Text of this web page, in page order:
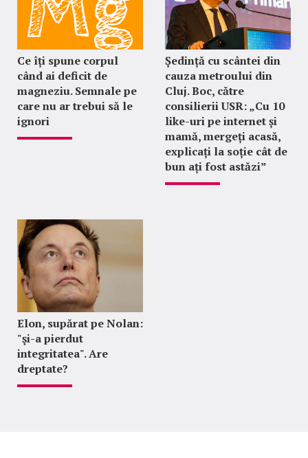
Ce îți spune corpul
când ai deficit de
magneziu. Semnale pe
care nu ar trebui să le
ignori
Ședință cu scântei din
cauza metroului din
Cluj. Boc, către
consilierii USR: „Cu 10
like-uri pe internet și
mamă, mergeți acasă,
explicați la soție cât de
bun ați fost astăzi”
Elon, supărat pe Nolan:
"şi-a pierdut
integritatea". Are
dreptate?